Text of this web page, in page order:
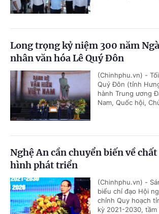
Long trọng kỷ niệm 300 năm
nhân văn hóa Lê Quý Đôn
(Chinhphu.vn) -
Quý Đôn (tỉnh
hành Trung ương
Nam, Quốc hội,
Nghệ An cần chuyển biến về
hình phát triển
(Chinhphu.vn) -
biểu chỉ đạo Hội
chỉnh Quy hoạch
kỳ 2021-2030,